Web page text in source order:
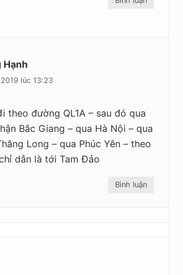
Hạnh
lúc 13:23
theo đường QL1A – sau đó qua
Bắc Giang – qua Hà Nội – qua
Long – qua Phúc Yên – theo
dẫn là tới Tam Đảo
Bình luận